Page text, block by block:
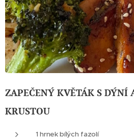
ZAPEČENÝ KVĚTÁK S DÝNÍ
KRUSTOU
1 hrnek bílých fazolí